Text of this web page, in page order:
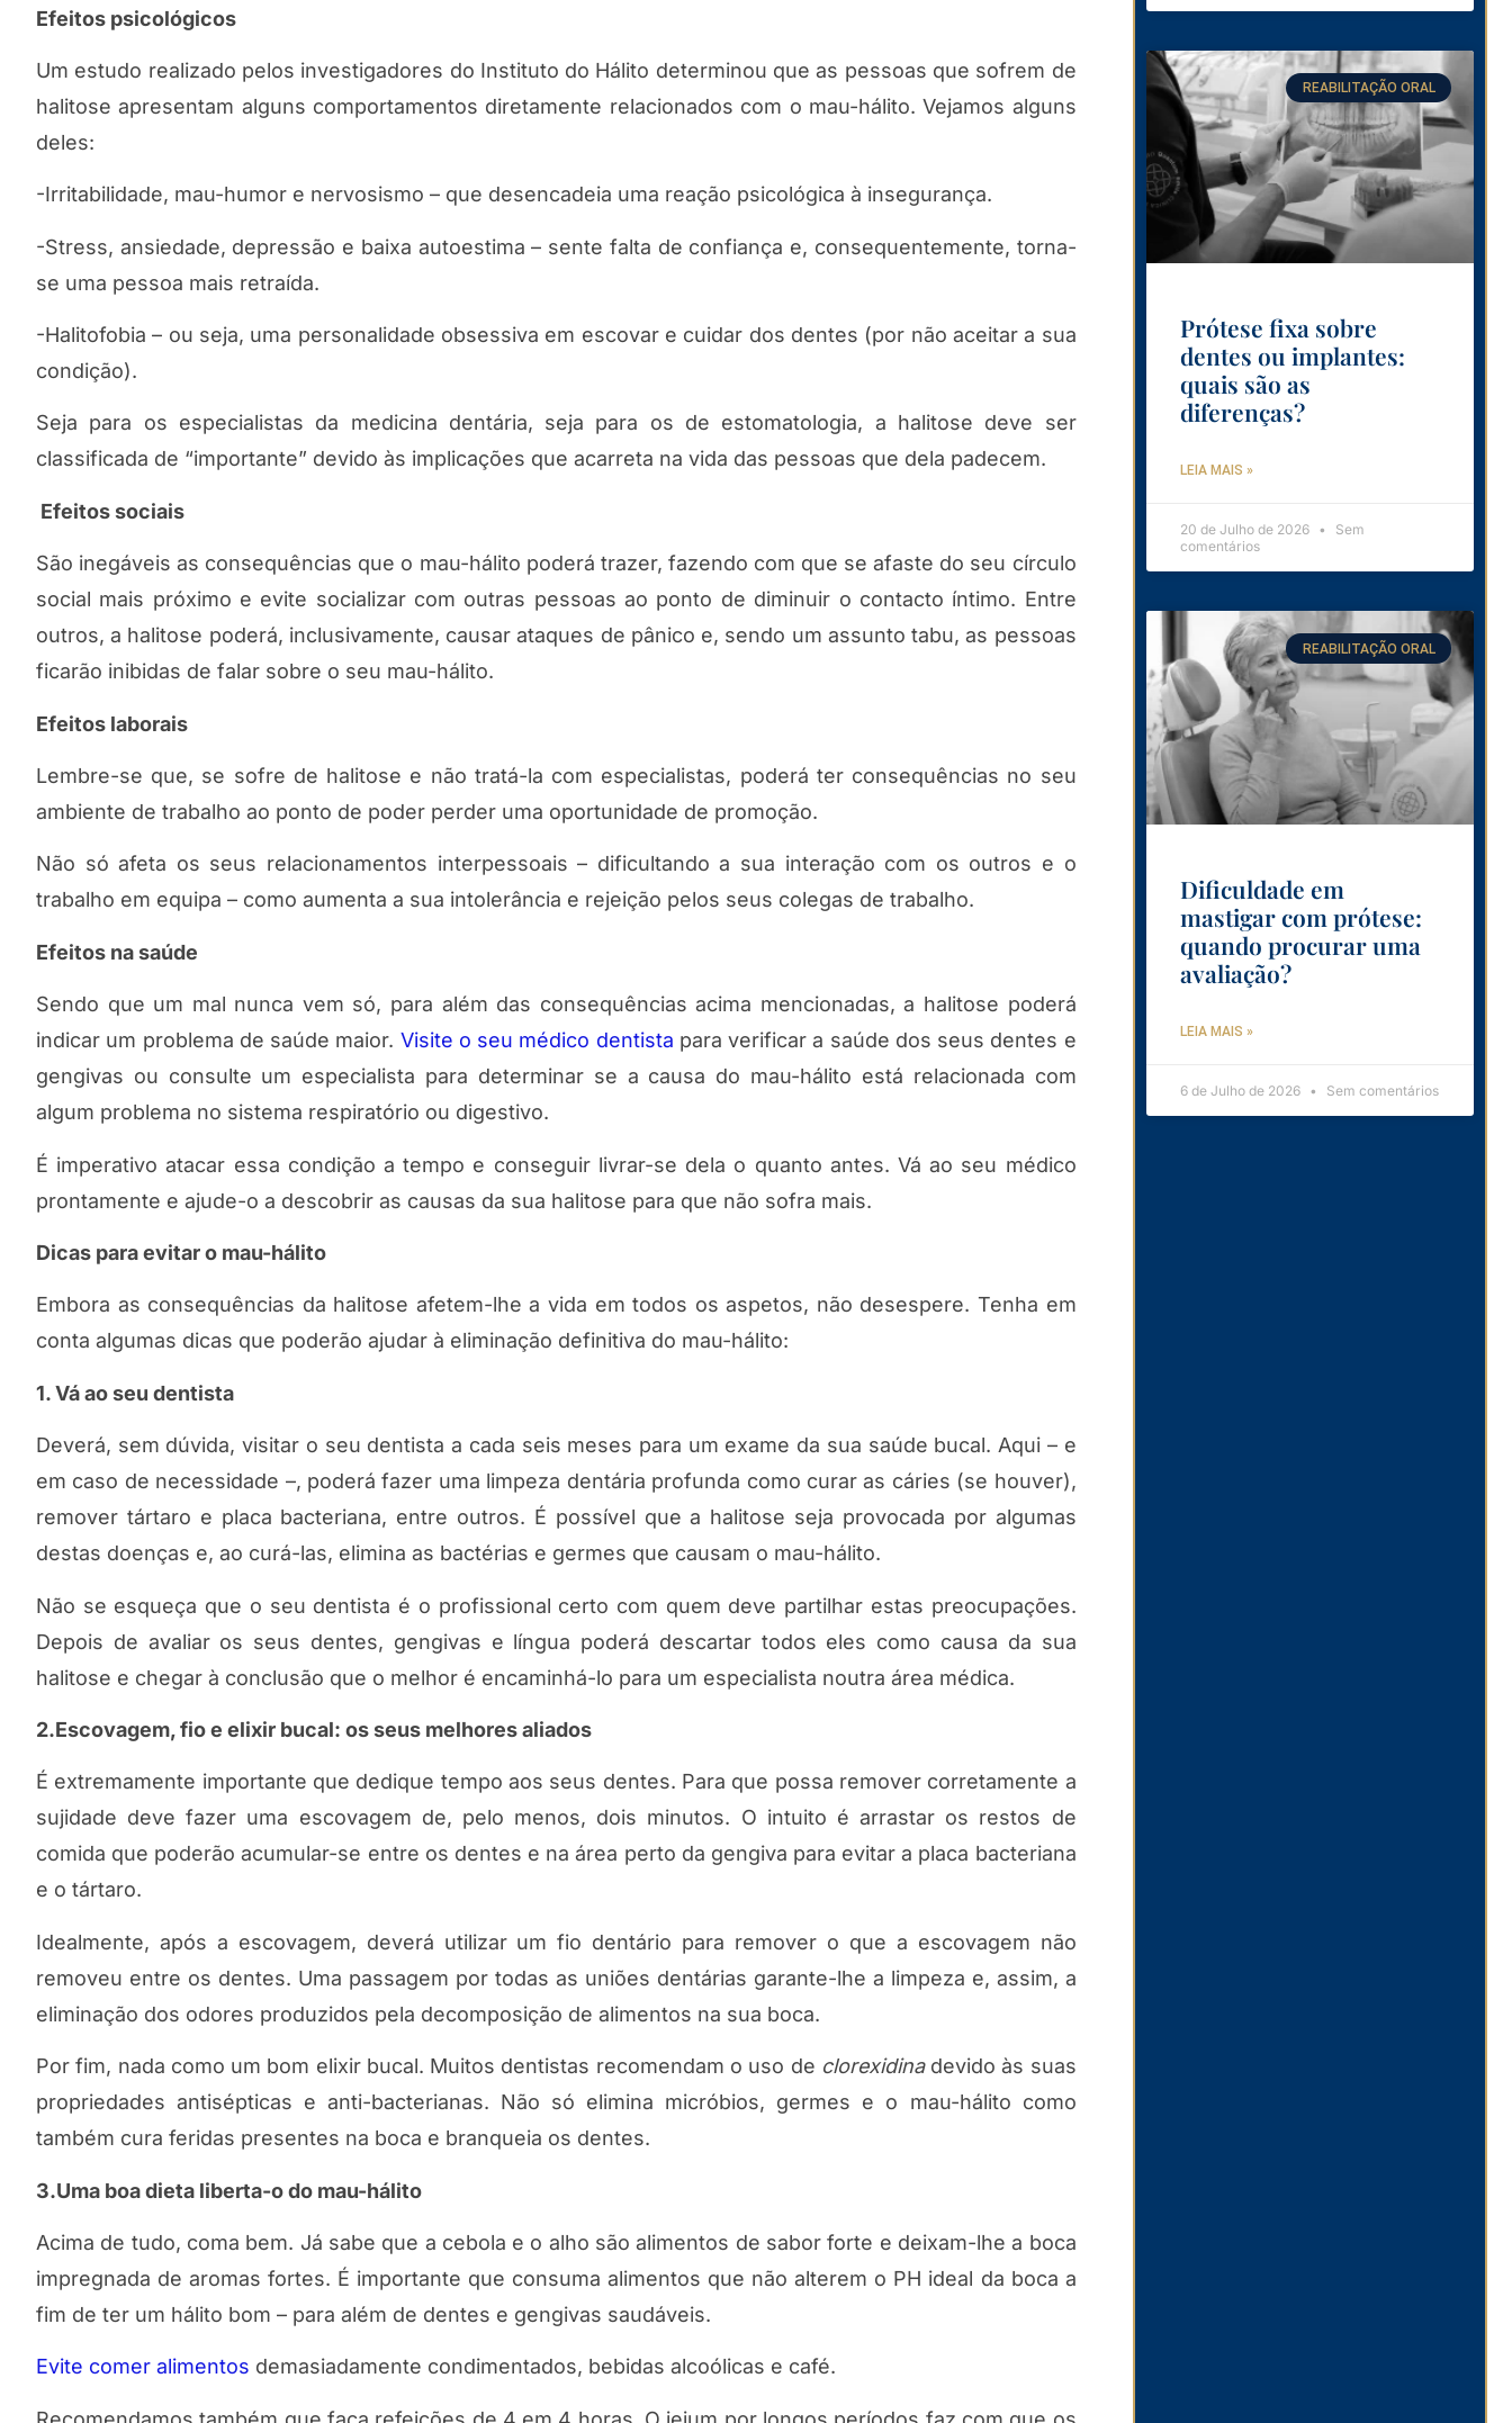
Efeitos psicológicos
Um estudo realizado pelos investigadores do Instituto do Hálito determinou que as pessoas que sofrem de
halitose apresentam alguns comportamentos diretamente relacionados com o mau-hálito. Vejamos alguns
deles:
-Irritabilidade, mau-humor e nervosismo – que desencadeia uma reação psicológica à insegurança.
-Stress, ansiedade, depressão e baixa autoestima – sente falta de confiança e, consequentemente, torna-
se uma pessoa mais retraída.
-Halitofobia – ou seja, uma personalidade obsessiva em escovar e cuidar dos dentes (por não aceitar a sua
condição).
Seja para os especialistas da medicina dentária, seja para os de estomatologia, a halitose deve ser
classificada de “importante” devido às implicações que acarreta na vida das pessoas que dela padecem.
Efeitos sociais
São inegáveis as consequências que o mau-hálito poderá trazer, fazendo com que se afaste do seu círculo
social mais próximo e evite socializar com outras pessoas ao ponto de diminuir o contacto íntimo. Entre
outros, a halitose poderá, inclusivamente, causar ataques de pânico e, sendo um assunto tabu, as pessoas
ficarão inibidas de falar sobre o seu mau-hálito.
Efeitos laborais
Lembre-se que, se sofre de halitose e não tratá-la com especialistas, poderá ter consequências no seu
ambiente de trabalho ao ponto de poder perder uma oportunidade de promoção.
Não só afeta os seus relacionamentos interpessoais – dificultando a sua interação com os outros e o
trabalho em equipa – como aumenta a sua intolerância e rejeição pelos seus colegas de trabalho.
Efeitos na saúde
Sendo que um mal nunca vem só, para além das consequências acima mencionadas, a halitose poderá
indicar um problema de saúde maior. Visite o seu médico dentista para verificar a saúde dos seus dentes e
gengivas ou consulte um especialista para determinar se a causa do mau-hálito está relacionada com
algum problema no sistema respiratório ou digestivo.
É imperativo atacar essa condição a tempo e conseguir livrar-se dela o quanto antes. Vá ao seu médico
prontamente e ajude-o a descobrir as causas da sua halitose para que não sofra mais.
Dicas para evitar o mau-hálito
Embora as consequências da halitose afetem-lhe a vida em todos os aspetos, não desespere. Tenha em
conta algumas dicas que poderão ajudar à eliminação definitiva do mau-hálito:
1. Vá ao seu dentista
Deverá, sem dúvida, visitar o seu dentista a cada seis meses para um exame da sua saúde bucal. Aqui – e
em caso de necessidade –, poderá fazer uma limpeza dentária profunda como curar as cáries (se houver),
remover tártaro e placa bacteriana, entre outros. É possível que a halitose seja provocada por algumas
destas doenças e, ao curá-las, elimina as bactérias e germes que causam o mau-hálito.
Não se esqueça que o seu dentista é o profissional certo com quem deve partilhar estas preocupações.
Depois de avaliar os seus dentes, gengivas e língua poderá descartar todos eles como causa da sua
halitose e chegar à conclusão que o melhor é encaminhá-lo para um especialista noutra área médica.
2.Escovagem, fio e elixir bucal: os seus melhores aliados
É extremamente importante que dedique tempo aos seus dentes. Para que possa remover corretamente a
sujidade deve fazer uma escovagem de, pelo menos, dois minutos. O intuito é arrastar os restos de
comida que poderão acumular-se entre os dentes e na área perto da gengiva para evitar a placa bacteriana
e o tártaro.
Idealmente, após a escovagem, deverá utilizar um fio dentário para remover o que a escovagem não
removeu entre os dentes. Uma passagem por todas as uniões dentárias garante-lhe a limpeza e, assim, a
eliminação dos odores produzidos pela decomposição de alimentos na sua boca.
Por fim, nada como um bom elixir bucal. Muitos dentistas recomendam o uso de clorexidinadevido às suas
propriedades antisépticas e anti-bacterianas. Não só elimina micróbios, germes e o mau-hálito como
também cura feridas presentes na boca e branqueia os dentes.
3.Uma boa dieta liberta-o do mau-hálito
Acima de tudo, coma bem. Já sabe que a cebola e o alho são alimentos de sabor forte e deixam-lhe a boca
impregnada de aromas fortes. É importante que consuma alimentos que não alterem o PH ideal da boca a
fim de ter um hálito bom – para além de dentes e gengivas saudáveis.
Evite comer alimentos demasiadamente condimentados, bebidas alcoólicas e café.
REABILITAÇÃO ORAL
Prótese fixa sobre
dentes ou implantes:
quais são as
diferenças?
LEIA MAIS »
20 de Julho de 2026
Sem
comentários
REABILITAÇÃO ORAL
Dificuldade em
mastigar com prótese:
quando procurar uma
avaliação?
LEIA MAIS »
6 de Julho de 2026 Sem comentários